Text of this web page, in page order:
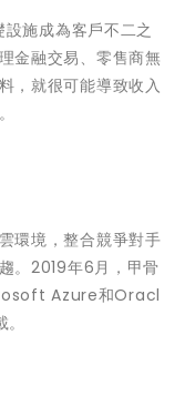
施成為客戶不二之
金融交易、零售商無
，就很可能導致收入
環境，整合競爭對手
。2019年6月，甲骨
Azure和Oracl